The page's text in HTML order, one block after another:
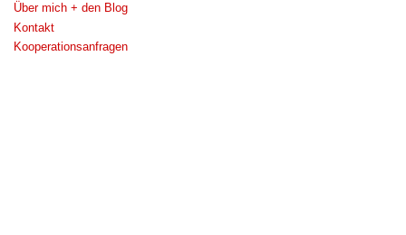
Über mich + den Blog
Kontakt
Kooperationsanfragen